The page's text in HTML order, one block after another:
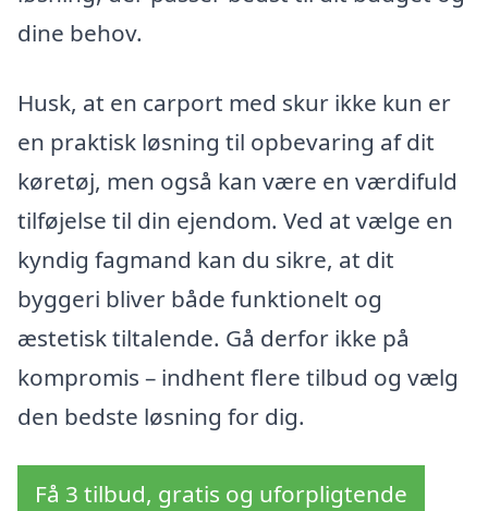
dine behov.
Husk, at en carport med skur ikke kun er
en praktisk løsning til opbevaring af dit
køretøj, men også kan være en værdifuld
tilføjelse til din ejendom. Ved at vælge en
kyndig fagmand kan du sikre, at dit
byggeri bliver både funktionelt og
æstetisk tiltalende. Gå derfor ikke på
kompromis – indhent flere tilbud og vælg
den bedste løsning for dig.
Få 3 tilbud, gratis og uforpligtende